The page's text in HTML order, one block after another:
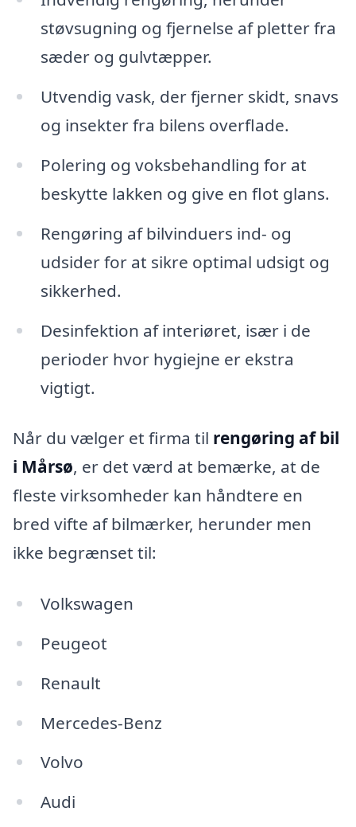
støvsugning og fjernelse af pletter fra
sæder og gulvtæpper.
Utvendig vask, der fjerner skidt, snavs
og insekter fra bilens overflade.
Polering og voksbehandling for at
beskytte lakken og give en flot glans.
Rengøring af bilvinduers ind- og
udsider for at sikre optimal udsigt og
sikkerhed.
Desinfektion af interiøret, især i de
perioder hvor hygiejne er ekstra
vigtigt.
Når du vælger et firma til rengøring af bil
i Mårsø, er det værd at bemærke, at de
fleste virksomheder kan håndtere en
bred vifte af bilmærker, herunder men
ikke begrænset til:
Volkswagen
Peugeot
Renault
Mercedes-Benz
Volvo
Audi